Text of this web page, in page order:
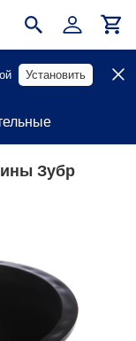
Установить
Зубр